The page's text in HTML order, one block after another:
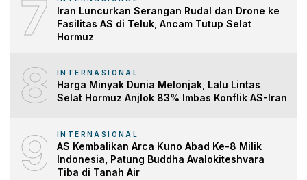
7
Iran Luncurkan Serangan Rudal dan Drone ke
Fasilitas AS di Teluk, Ancam Tutup Selat
Hormuz
8 INTERNASIONAL
Harga Minyak Dunia Melonjak, Lalu Lintas
Selat Hormuz Anjlok 83% Imbas Konflik AS-Iran
9 INTERNASIONAL
AS Kembalikan Arca Kuno Abad Ke-8 Milik
Indonesia, Patung Buddha Avalokiteshvara
Tiba di Tanah Air